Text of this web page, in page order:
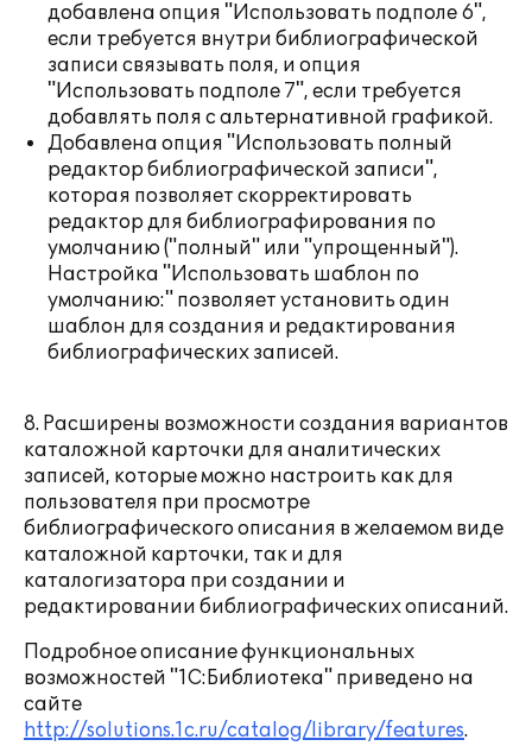
добавлена опция "Использовать подполе 6",
если требуется внутри библиографической
записи связывать поля, и опция
"Использовать подполе 7", если требуется
добавлять поля с альтернативной графикой.
Добавлена опция "Использовать полный
редактор библиографической записи",
которая позволяет скорректировать
редактор для библиографирования по
умолчанию ("полный" или "упрощенный").
Настройка "Использовать шаблон по
умолчанию:" позволяет установить один
шаблон для создания и редактирования
библиографических записей.
8. Расширены возможности создания вариантов
каталожной карточки для аналитических
записей, которые можно настроить как для
пользователя при просмотре
библиографического описания в желаемом виде
каталожной карточки, так и для
каталогизатора при создании и
редактировании библиографических описаний.
Подробное описание функциональных
возможностей "1С:Библиотека" приведено на
сайте
http://solutions.1c.ru/catalog/library/features.